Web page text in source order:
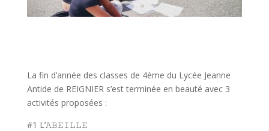
La fin d’année des classes de 4ème du Lycée Jeanne
Antide de REIGNIER s’est terminée en beauté avec 3
activités proposées :
#1 L’𝙰𝙱𝙴𝙸𝙻𝙻𝙴